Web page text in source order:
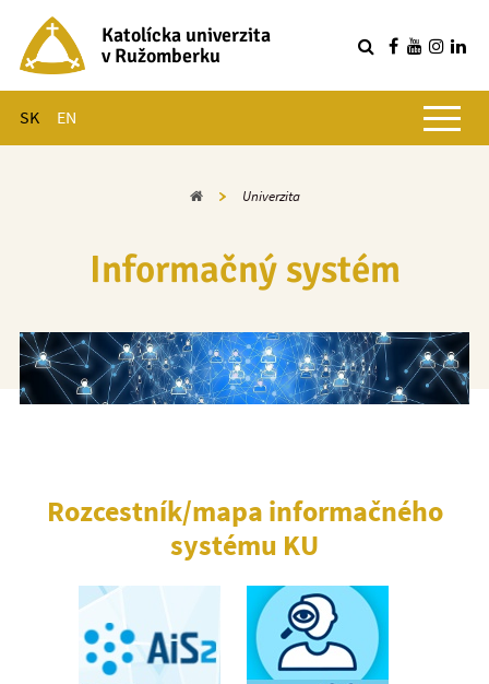
Katolícka univerzita
v Ružomberku
SK EN
Hlavné menu
Domov Univerzita
Informačný systém
Rozcestník/mapa informačného
systému KU